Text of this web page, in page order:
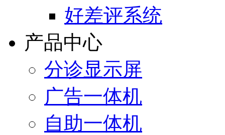
好差评系统
产品中心
分诊显示屏
广告一体机
自助一体机